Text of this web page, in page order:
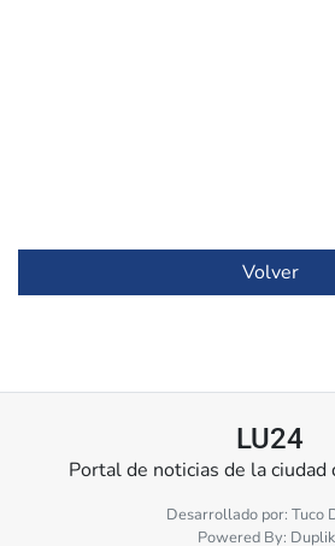
Volver
LU24
Portal de noticias de la ciudad
Desarrollado por: Tuco
Powered By: